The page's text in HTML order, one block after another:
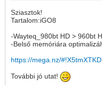
Sziasztok!
Tartalom:iGO8
-Wayteq_980bt HD > 960bt
-Belső memóriára
https://mega.nz/
További jó utat!